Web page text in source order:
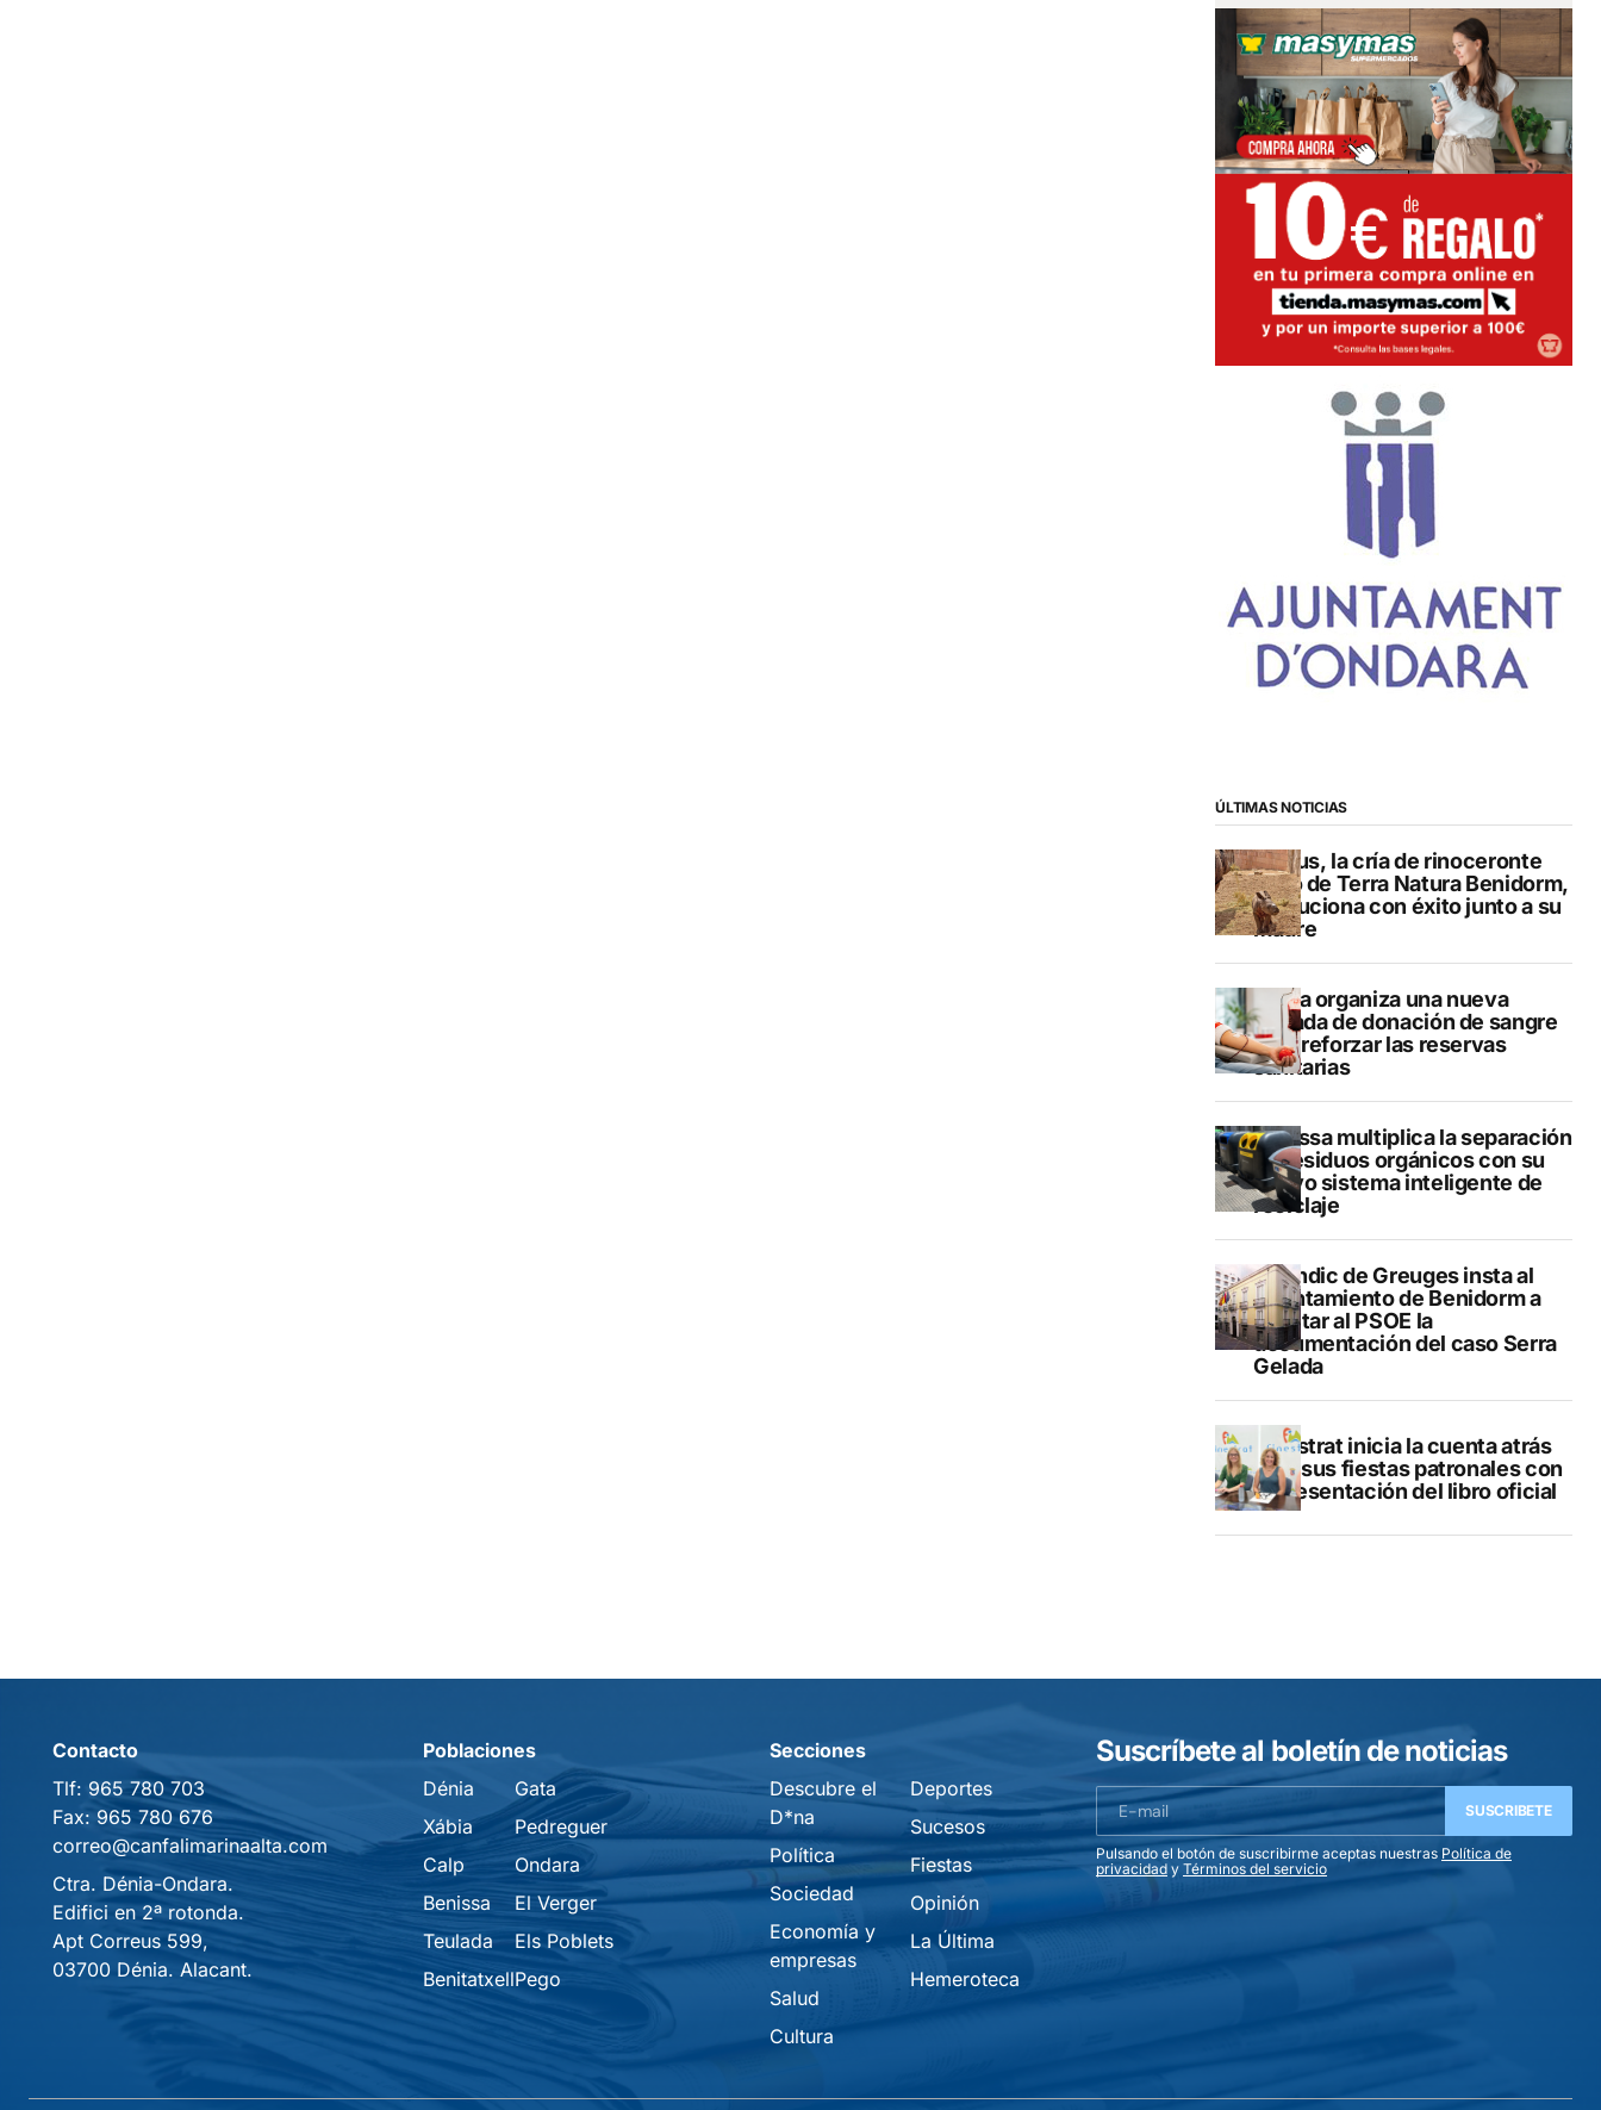
ÚLTIMAS NOTICIAS
Brutus, la cría de rinoceronte
indio de Terra Natura Benidorm,
evoluciona con éxito junto a su
madre
Dénia organiza una nueva
jornada de donación de sangre
para reforzar las reservas
sanitarias
Benissa multiplica la separación
de residuos orgánicos con su
nuevo sistema inteligente de
reciclaje
El Síndic de Greuges insta al
Ayuntamiento de Benidorm a
facilitar al PSOE la
documentación del caso Serra
Gelada
Finestrat inicia la cuenta atrás
para sus fiestas patronales con
la presentación del libro oficial
Contacto
Tlf: 965 780 703
Fax: 965 780 676
correo@canfalimarinaalta.com
Ctra. Dénia-Ondara.
Edifici en 2ª rotonda.
Apt Correus 599,
03700 Dénia. Alacant.
Poblaciones
Dénia
Xábia
Calp
Benissa
Teulada
Benitatxell
Gata
Pedreguer
Ondara
El Verger
Els Poblets
Pego
Secciones
Descubre el
D*na
Política
Sociedad
Economía y
empresas
Salud
Cultura
Deportes
Sucesos
Fiestas
Opinión
La Última
Hemeroteca
Suscríbete al boletín de noticias
SUSCRIBETE
Pulsando el botón de suscribirme aceptas nuestras Política de
privacidad y Términos del servicio